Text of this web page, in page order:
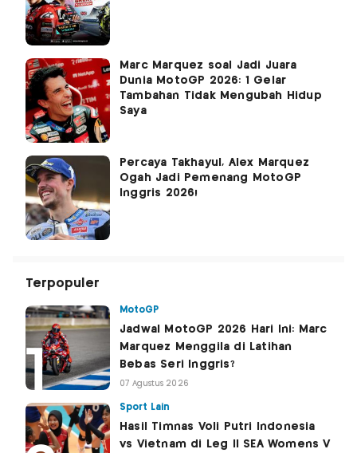
Marc Marquez soal Jadi Juara
Dunia MotoGP 2026: 1 Gelar
Tambahan Tidak Mengubah Hidup
Saya
Percaya Takhayul, Alex Marquez
Ogah Jadi Pemenang MotoGP
Inggris 2026!
Terpopuler
MotoGP
Jadwal MotoGP 2026 Hari Ini: Marc
Marquez Menggila di Latihan
Bebas Seri Inggris?
07 Agustus 2026
Sport Lain
Hasil Timnas Voli Putri Indonesia
vs Vietnam di Leg II SEA Womens V